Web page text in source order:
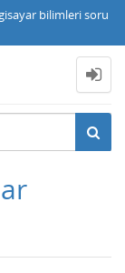
bilimleri soru